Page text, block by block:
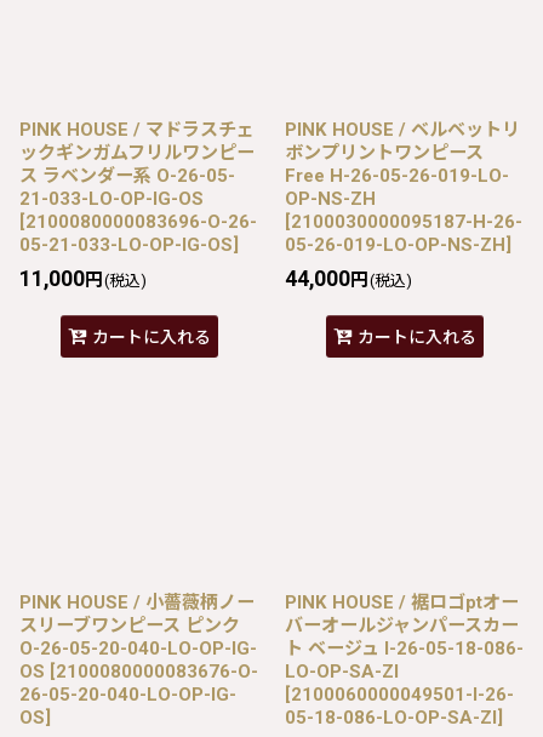
PINK HOUSE / マドラスチェ
ックギンガムフリルワンピー
ス ラベンダー系 O-26-05-
21-033-LO-OP-IG-OS
[2100080000083696-O-26-
05-21-033-LO-OP-IG-OS]
11,000円 (税込)
カートに入れる
PINK HOUSE / ベルベットリ
ボンプリントワンピース
Free H-26-05-26-019-LO-
OP-NS-ZH
[2100030000095187-H-26-
05-26-019-LO-OP-NS-ZH]
44,000円 (税込)
カートに入れる
PINK HOUSE / 小薔薇柄ノー
スリーブワンピース ピンク
O-26-05-20-040-LO-OP-IG-
OS [2100080000083676-O-
26-05-20-040-LO-OP-IG-
OS]
PINK HOUSE / 裾ロゴptオー
バーオールジャンパースカー
ト ベージュ I-26-05-18-086-
LO-OP-SA-ZI
[2100060000049501-I-26-
05-18-086-LO-OP-SA-ZI]